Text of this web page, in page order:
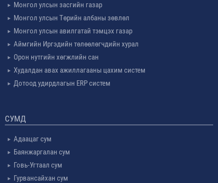
Монгол улсын засгийн газар
Монгол улсын Төрийн албаны зөвлөл
Монгол улсын авилгатай тэмцэх газар
Аймгийн Иргэдийн төлөөлөгчдийн хурал
Орон нутгийн хөгжлийн сан
Худалдан авах ажиллагааны цахим систем
Дотоод удирдлагын ERP систем
СУМД
Адаацаг сум
Баянжаргалан сум
Говь-Угтаал сум
Гурвансайхан сум